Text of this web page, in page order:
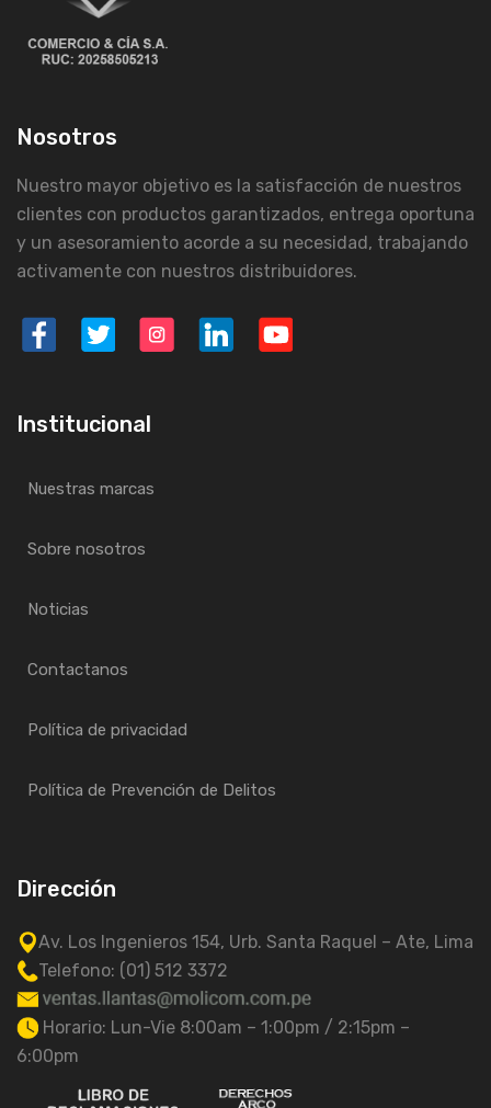
Nosotros
Nuestro mayor objetivo es la satisfacción de nuestros
clientes con productos garantizados, entrega oportuna
y un asesoramiento acorde a su necesidad, trabajando
activamente con nuestros distribuidores.
Institucional
Nuestras marcas
Sobre nosotros
Noticias
Contactanos
Política de privacidad
Política de Prevención de Delitos
Dirección
Av. Los Ingenieros 154, Urb. Santa Raquel – Ate, Lima
Telefono: (01) 512 3372
Horario: Lun-Vie 8:00am – 1:00pm / 2:15pm –
6:00pm